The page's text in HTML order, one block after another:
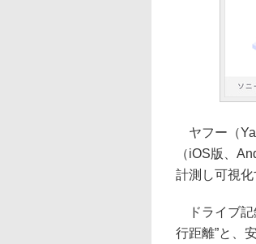
ヤフー（
（iOS版、
計測し可視化
ドライブ記
行距離”と、